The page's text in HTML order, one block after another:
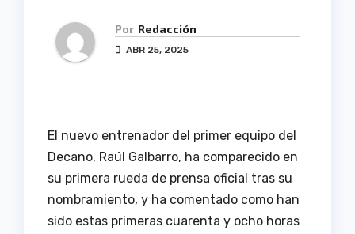
Por Redacción
ABR 25, 2025
El nuevo entrenador del primer equipo del
Decano, Raúl Galbarro, ha comparecido en
su primera rueda de prensa oficial tras su
nombramiento, y ha comentado como han
sido estas primeras cuarenta y ocho horas